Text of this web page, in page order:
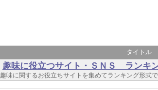
タイトル
趣味に役立つサイト・ＳＮＳ ランキ
趣味に関するお役立ちサイトを集めてランキング形式